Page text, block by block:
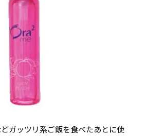
どガッツリ系ご飯を食べたあとに使